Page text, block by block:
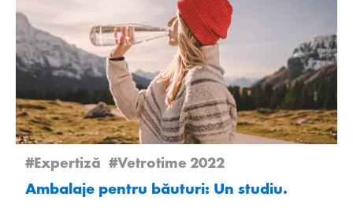
#Expertiză #Vetrotime 2022
Ambalaje pentru băuturi: Un studiu.